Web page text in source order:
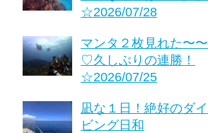
☆2026/07/28
マンタ２枚見れた〜〜
♡久しぶりの連勝！
☆2026/07/25
凪な１日！絶好のダイ
ビング日和